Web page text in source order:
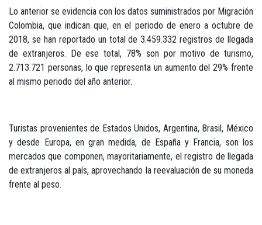
Lo anterior se evidencia con los datos suministrados por Migración
Colombia, que indican que, en el periodo de enero a octubre de
2018, se han reportado un total de 3.459.332 registros de llegada
de extranjeros. De ese total, 78% son por motivo de turismo,
2.713.721 personas, lo que representa un aumento del 29% frente
al mismo periodo del año anterior.
Turistas provenientes de Estados Unidos, Argentina, Brasil, México
y desde Europa, en gran medida, de España y Francia, son los
mercados que componen, mayoritariamente, el registro de llegada
de extranjeros al país, aprovechando la reevaluación de su moneda
frente al peso.